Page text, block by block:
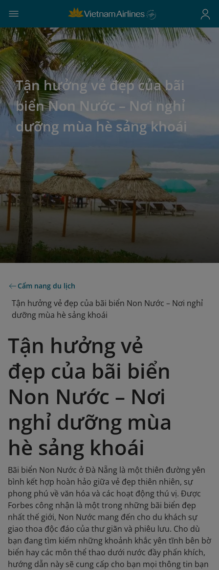
Tận hưởng vẻ đẹp của bãi
biển Non Nước – Nơi nghỉ
dưỡng mùa hè sảng khoái
Cẩm nang du lịch
Tận hưởng vẻ đẹp của bãi biển Non Nước – Nơi nghỉ
dưỡng mùa hè sảng khoái
Tận hưởng vẻ
đẹp của bãi biển
Non Nước – Nơi
nghỉ dưỡng mùa
hè sảng khoái
Bãi biển Non Nước ở Đà Nẵng là một thiên đường yên
bình kết hợp hoàn hảo giữa vẻ đẹp thiên nhiên, sự
phong phú về văn hóa và các hoạt động thú vị. Được
Forbes công nhận là một trong những bãi biển đẹp
nhất thế giới, Non Nước mang đến cho du khách sự
giao thoa độc đáo của thư giãn và phiêu lưu. Cho dù
bạn đang tìm kiếm những khoảnh khắc yên tĩnh bên bờ
biển hay các môn thể thao dưới nước đầy phấn khích,
hướng dẫn này sẽ cung cấp cho bạn mọi thông tin bạn